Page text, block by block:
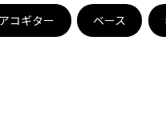
コギター ベース